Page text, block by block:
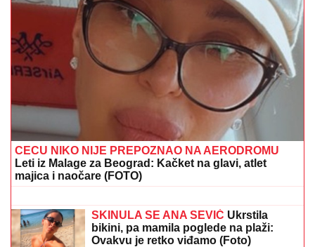
CECU NIKO NIJE PREPOZNAO NA AERODROMU
Leti iz Malage za Beograd: Kačket na glavi, atlet
majica i naočare (FOTO)
NA MALDIVIMA!Evo o kome je reč:
Trčkaraju po pesku, golišava tela u
prvom planu (FOTO)